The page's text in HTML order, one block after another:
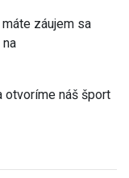
záujem sa
otvoríme náš šport